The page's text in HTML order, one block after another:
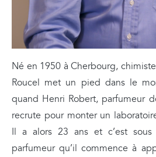
Né en 1950 à Cherbourg,
Roucel met un pied dans le
quand Henri Robert, parfumeur
recrute pour monter un
Il a alors 23 ans et c’est
parfumeur qu’il commence à